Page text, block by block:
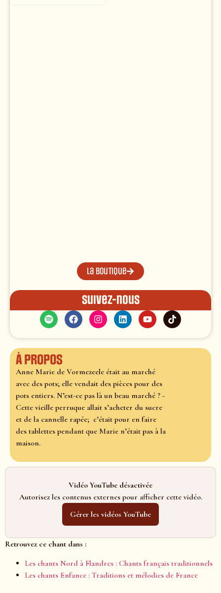
La boutique
Suivez-nous
À propos
Anne Marie de Vormezeele était au marché
avec des pots; elle vendait des pièces pour des
pots entiers. N’est-ce pas là un beau marché ? -
Cette vieille perruque allait s’acheter du sucre
et de la cannelle rapée; c’était pour en faire
des tablettes pendant que Marie n’était pas à la
maison.
Vidéo YouTube désactivée
Autorisez les contenus externes pour afficher cette vidéo.
Gérer les vidéos YouTube
Retrouvez ce chant dans :
Les chants Nord à Flandres : Chants français traditionnels
Les chants Enfance : Traditions et mélodies de France